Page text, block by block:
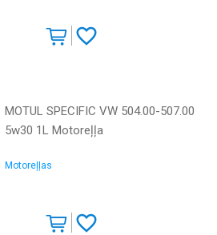
MOTUL SPECIFIC VW 504.00-507.00
5w30 1L Motoreļļa
Motoreļļas